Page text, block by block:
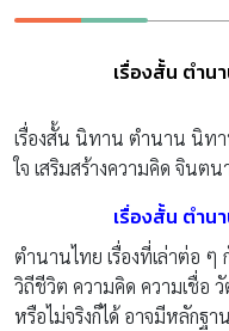
เรื่องสั้น ตำน
เรื่องสั้น นิทาน ตำนาน นิ
ใจ เสริมสร้างความคิด จินต
เรื่องสั้น ตำน
ตำนานไทย เรื่องที่เล่าต่อ ๆ
วิถีชีวิต ความคิด ความเชื่อ
หรือไม่จริงก็ได้ อาจมีหลักฐ